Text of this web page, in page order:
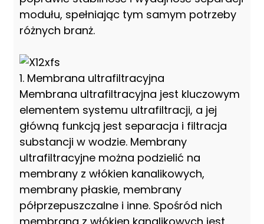
modułu, spełniając tym samym potrzeby
różnych branż.
1. Membrana ultrafiltracyjna
Membrana ultrafiltracyjna jest kluczowym
elementem systemu ultrafiltracji, a jej
główną funkcją jest separacja i filtracja
substancji w wodzie. Membrany
ultrafiltracyjne można podzielić na
membrany z włókien kanalikowych,
membrany płaskie, membrany
półprzepuszczalne i inne. Spośród nich